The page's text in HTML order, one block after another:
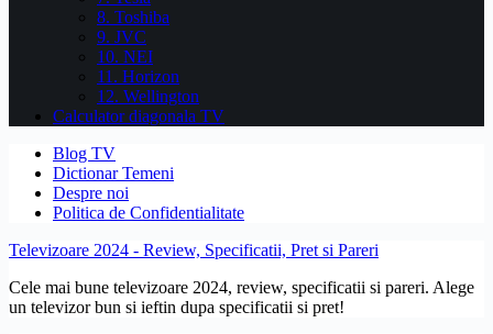
8. Toshiba
9. JVC
10. NEI
11. Horizon
12. Wellington
Calculator diagonala TV
Blog TV
Dictionar Temeni
Despre noi
Politica de Confidentialitate
Televizoare 2024 - Review, Specificatii, Pret si Pareri
Cele mai bune televizoare 2024, review, specificatii si pareri. Alege
un televizor bun si ieftin dupa specificatii si pret!